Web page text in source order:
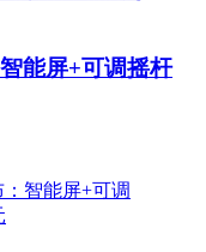
能屏+可调摇杆